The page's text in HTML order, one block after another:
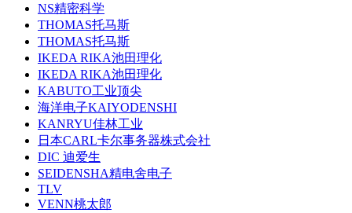
NS精密科学
THOMAS托马斯
THOMAS托马斯
IKEDA RIKA池田理化
IKEDA RIKA池田理化
KABUTO工业顶尖
海洋电子KAIYODENSHI
KANRYU佳林工业
日本CARL卡尔事务器株式会社
DIC 迪爱生
SEIDENSHA精电舍电子
TLV
VENN桃太郎